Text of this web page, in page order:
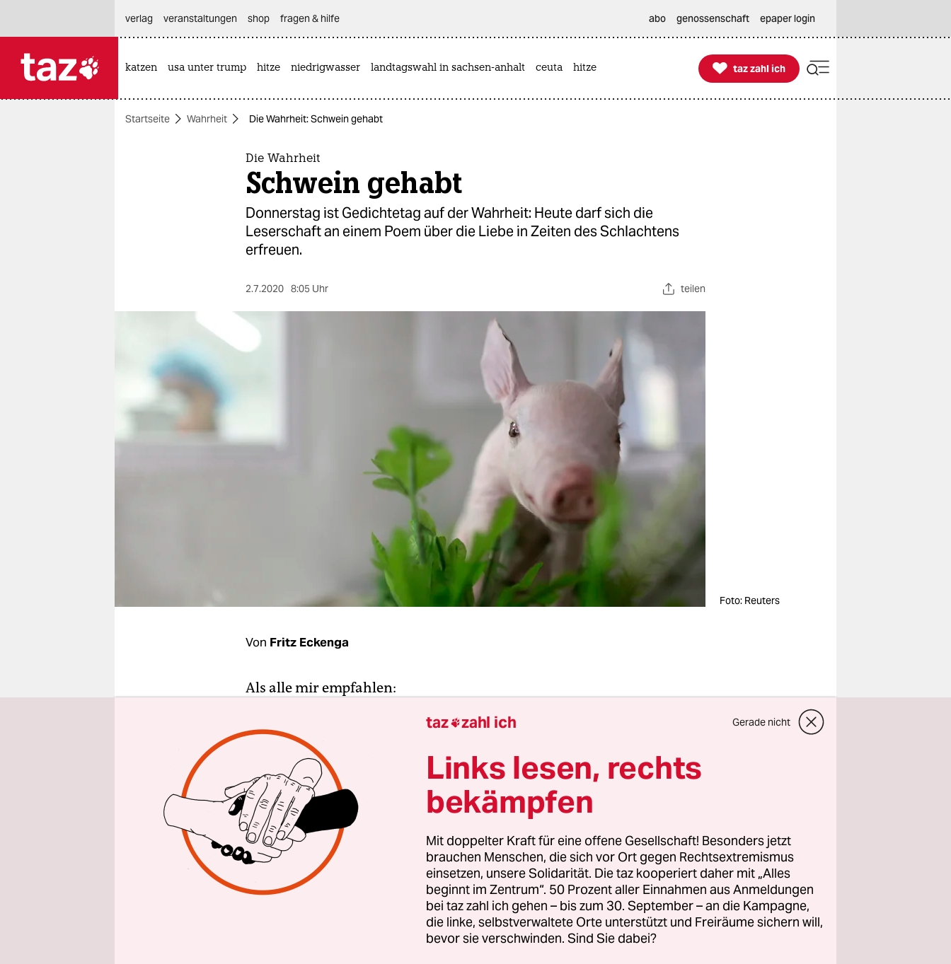
themen
wahrheit
verlag
verlag
genossenschaft
verlag
veranstaltungen shop fragen & hilfe abo genossenschaft epaper login
katzen usa unter trump hitze niedrigwasser landtagswahl in sachsen-anhalt ceuta hitze 
taz zahl ich
taz zahl ich
Startseite Wahrheit Die Wahrheit: Schwein gehabt
Die Wahrheit
Schwein gehabt
Donnerstag ist Gedichtetag auf der Wahrheit: Heute darf sich die
Leserschaft an einem Poem über die Liebe in Zeiten des Schlachtens
erfreuen.
2.7.2020 8:05 Uhr teilen
Foto: Reuters
Von Fritz Eckenga
Als alle mir empfahlen:
Zieh nicht nach Ostwestfalen!
Ging ich voll auf Risiko
und siedelte bei Gütersloh.
Ohne Ent und Weder
taz zahl ich Gerade nicht
Links lesen, rechts
bekämpfen
Mit doppelter Kraft für eine offene Gesellschaft! Besonders jetzt
brauchen Menschen, die sich vor Ort gegen Rechtsextremismus
einsetzen, unsere Solidarität. Die taz kooperiert daher mit „Alles
beginnt im Zentrum“. 50 Prozent aller Einnahmen aus Anmeldungen
bei taz zahl ich gehen – bis zum 30. September – an die Kampagne,
die linke, selbstverwaltete Orte unterstützt und Freiräume sichern will,
bevor sie verschwinden. Sind Sie dabei?